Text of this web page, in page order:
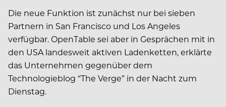
Die neue Funktion ist zunächst nur bei sieben
Partnern in San Francisco und Los Angeles
verfügbar. OpenTable sei aber in Gesprächen mit in
den USA landesweit aktiven Ladenketten, erklärte
das Unternehmen gegenüber dem
Technologieblog “The Verge” in der Nacht zum
Dienstag.